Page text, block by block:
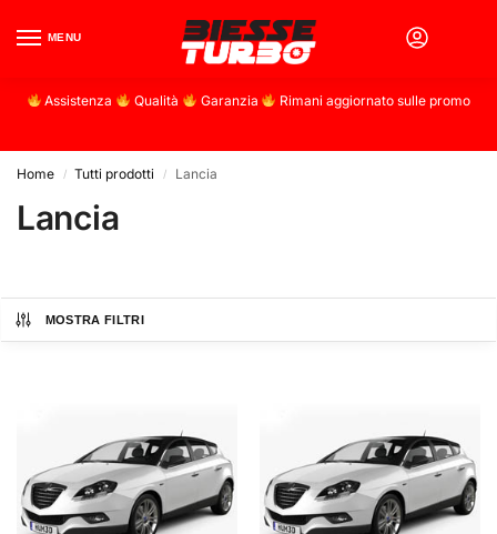
MENU
Assistenza Qualità Garanzia Rimani aggiornato sulle promo
Home / Tutti prodotti / Lancia
Lancia
MOSTRA FILTRI